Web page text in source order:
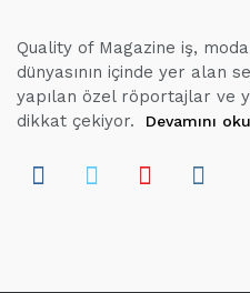
Quality of Magazine iş,
dünyasının içinde yer alan
yapılan özel röportajlar ve
dikkat çekiyor.
Devamını oku